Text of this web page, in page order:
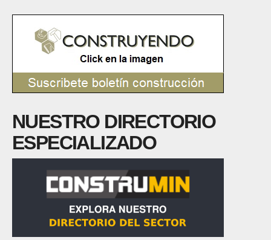
NUESTRO DIRECTORIO
ESPECIALIZADO